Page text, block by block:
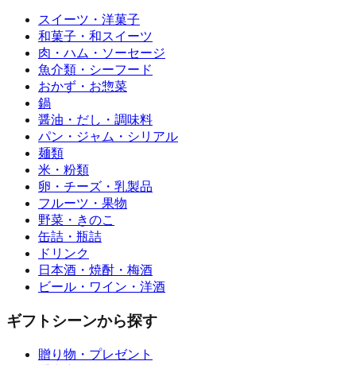
スイーツ・洋菓子
和菓子・和スイーツ
肉・ハム・ソーセージ
魚介類・シーフード
おかず・お惣菜
鍋
醤油・だし・調味料
パン・ジャム・シリアル
麺類
米・粉類
卵・チーズ・乳製品
フルーツ・果物
野菜・きのこ
缶詰・瓶詰
ドリンク
日本酒・焼酎・梅酒
ビール・ワイン・洋酒
ギフトシーンから探す
贈り物・プレゼント